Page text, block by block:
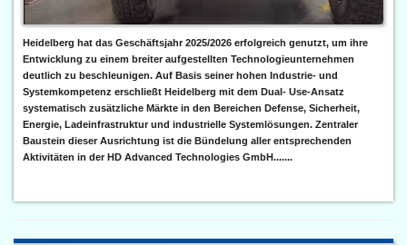
Heidelberg hat das Geschäftsjahr 2025/2026 erfolgreich genutzt, um ihre
Entwicklung zu einem breiter aufgestellten Technologieunternehmen
deutlich zu beschleunigen. Auf Basis seiner hohen Industrie- und
Systemkompetenz erschließt Heidelberg mit dem Dual- Use-Ansatz
systematisch zusätzliche Märkte in den Bereichen Defense, Sicherheit,
Energie, Ladeinfrastruktur und industrielle Systemlösungen. Zentraler
Baustein dieser Ausrichtung ist die Bündelung aller entsprechenden
Aktivitäten in der HD Advanced Technologies GmbH.......